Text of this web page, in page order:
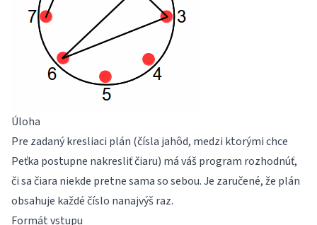
Úloha
Pre zadaný kresliaci plán (čísla jahôd, medzi ktorými chce
Peťka postupne nakresliť čiaru) má váš program rozhodnúť,
či sa čiara niekde pretne sama so sebou. Je zaručené, že plán
obsahuje každé číslo nanajvýš raz.
Formát vstupu